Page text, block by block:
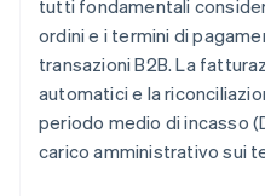
tutti fondamentali
ordini e i termini di
transazioni B2B. La
automatici e la
periodo medio di incasso
carico amministrativo sui